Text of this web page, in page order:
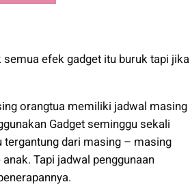
efek gadget itu buruk tapi jika
orangtua memiliki jadwal masing
Gadget seminggu sekali
dari masing – masing
Tapi jadwal penggunaan